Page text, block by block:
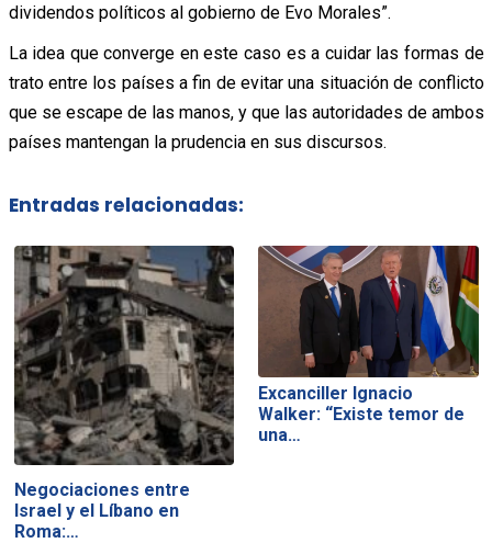
dividendos políticos al gobierno de Evo Morales”.
La idea que converge en este caso es a cuidar las formas de
trato entre los países a fin de evitar una situación de conflicto
que se escape de las manos, y que las autoridades de ambos
países mantengan la prudencia en sus discursos.
Entradas relacionadas:
Negociaciones entre
Israel y el Líbano en
Roma:…
Excanciller Ignacio
Walker: “Existe temor de
una…